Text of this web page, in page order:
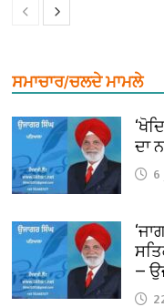
ਸਮਾਚਾਰ/ਚਲਦੇ ਮਾਮਲੇ
ਦਾ
6
—